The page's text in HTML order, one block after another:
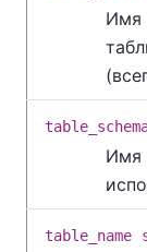
Имя
Имя
table_name